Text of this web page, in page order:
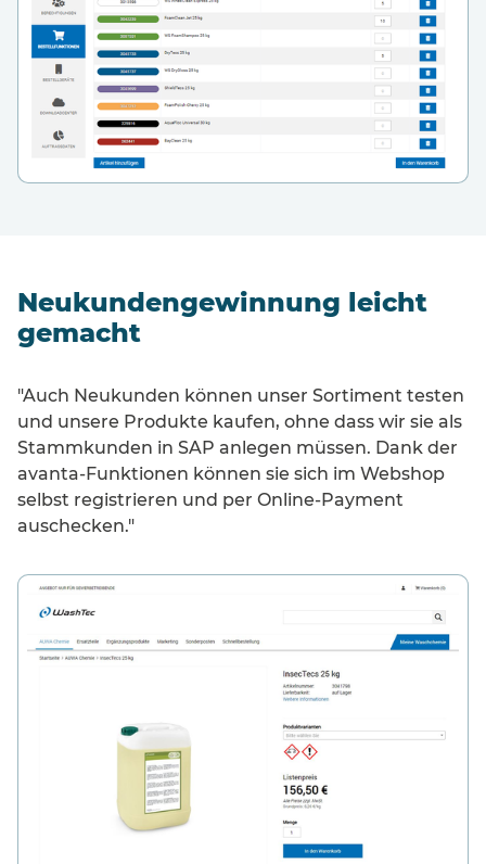
Neukundengewinnung leicht
gemacht
"Auch Neukunden können unser Sortiment testen
und unsere Produkte kaufen, ohne dass wir sie als
Stammkunden in SAP anlegen müssen. Dank der
avanta-Funktionen können sie sich im Webshop
selbst registrieren und per Online-Payment
auschecken."